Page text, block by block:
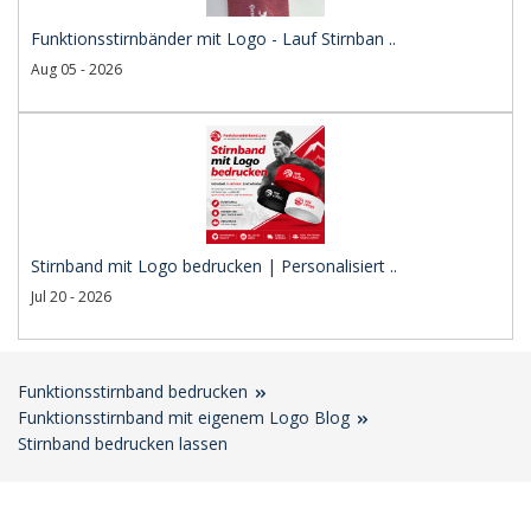
Funktionsstirnbänder mit Logo - Lauf Stirnban ..
Aug 05 - 2026
Stirnband mit Logo bedrucken | Personalisiert ..
Jul 20 - 2026
Funktionsstirnband bedrucken
Funktionsstirnband mit eigenem Logo Blog
Stirnband bedrucken lassen